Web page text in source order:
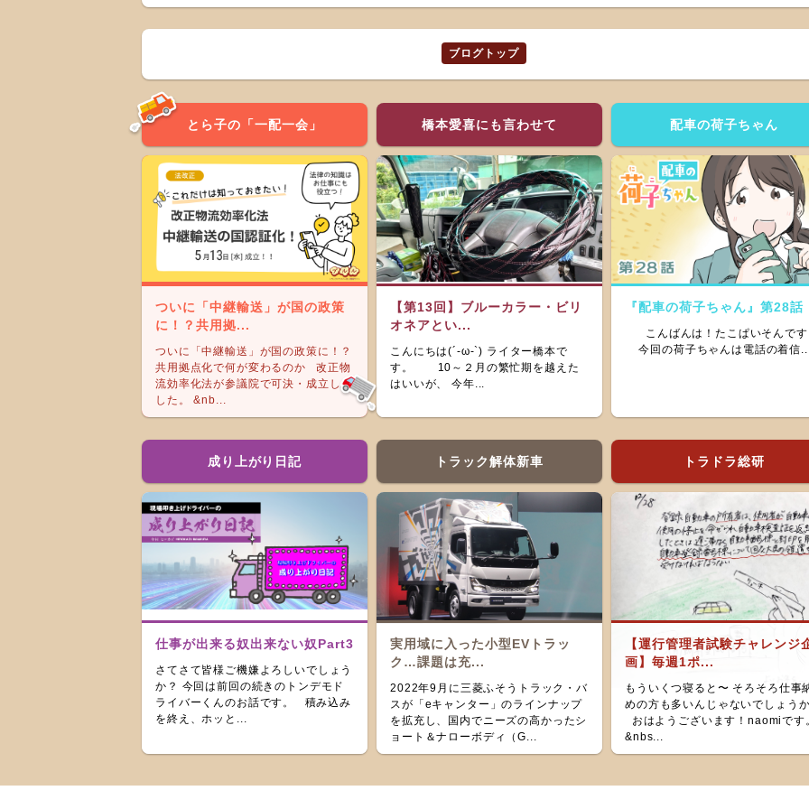
ブログトップ
とら子の「一配一会」
ついに「中継輸送」が国の政策
に！？共用拠...
ついに「中継輸送」が国の政策に！？
共用拠点化で何が変わるのか 改正物
流効率化法が参議院で可決・成立しま
した。 &nb...
橋本愛喜にも言わせて
【第13回】ブルーカラー・ビリ
オネアとい...
こんにちは(´-ω-`) ライター橋本で
す。 10～２月の繁忙期を越えた
はいいが、 今年...
配車の荷子ちゃん
『配車の荷子ちゃん』第28話
こんばんは！たこぱいそんです
今回の荷子ちゃんは電話の着信
成り上がり日記
仕事が出来る奴出来ない奴Part3
さてさて皆様ご機嫌よろしいでしょう
か？ 今回は前回の続きのトンデモド
ライバーくんのお話です。 積み込み
を終え、ホッと...
トラック解体新車
実用域に入った小型EVトラッ
ク…課題は充...
2022年9月に三菱ふそうトラック・バ
スが「eキャンター」のラインナップ
を拡充し、国内でニーズの高かったシ
ョート＆ナローボディ（G...
トラドラ総研
【運行管理者試験チャレンジ
画】毎週1ポ...
もういくつ寝ると〜 そろそろ仕事
めの方も多いんじゃないでしょう
おはようございます！naomiです
&nbs...